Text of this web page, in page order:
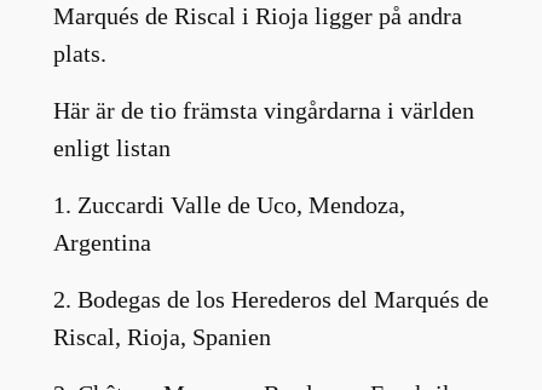
Marqués de Riscal i Rioja ligger på andra
plats.
Här är de tio främsta vingårdarna i världen
enligt listan
1. Zuccardi Valle de Uco, Mendoza,
Argentina
2. Bodegas de los Herederos del Marqués de
Riscal, Rioja, Spanien